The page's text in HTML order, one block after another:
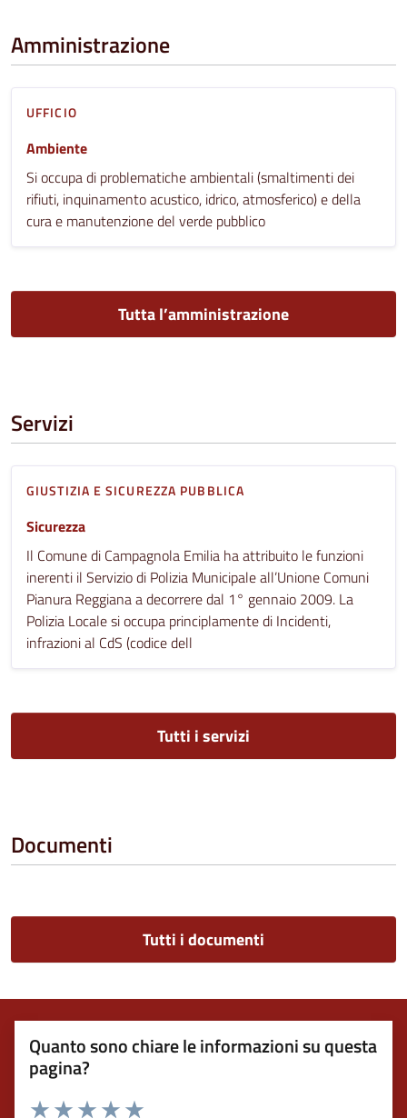
Amministrazione
UFFICIO
Ambiente
Si occupa di problematiche ambientali (smaltimenti dei
rifiuti, inquinamento acustico, idrico, atmosferico) e della
cura e manutenzione del verde pubblico
Tutta l’amministrazione
Servizi
GIUSTIZIA E SICUREZZA PUBBLICA
Sicurezza
Il Comune di Campagnola Emilia ha attribuito le funzioni
inerenti il Servizio di Polizia Municipale all’Unione Comuni
Pianura Reggiana a decorrere dal 1° gennaio 2009. La
Polizia Locale si occupa principlamente di Incidenti,
infrazioni al CdS (codice dell
Tutti i servizi
Documenti
Tutti i documenti
Quanto sono chiare le informazioni su questa
pagina?